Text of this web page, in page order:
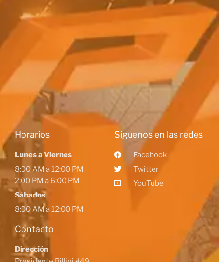
Horarios
Lunes a Viernes
8:00 AM a 12:00 PM
2:00 PM a 6:00 PM
Sábados
8:00 AM a 12:00 PM
Contacto
Dirección
Siguenos en las redes
Facebook
Twitter
YouTube